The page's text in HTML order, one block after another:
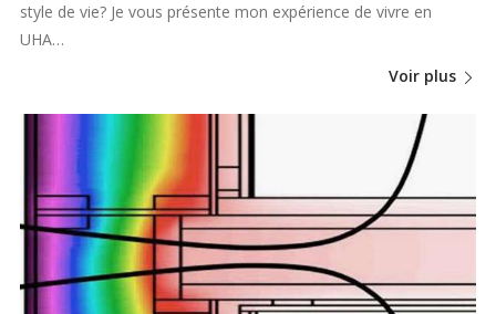
style de vie? Je vous présente mon expérience de vivre en
UHA…
Voir plus